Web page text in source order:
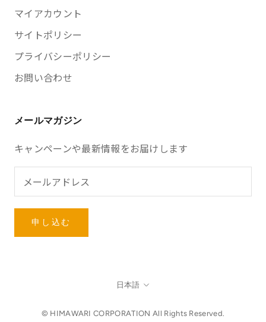
マイアカウント
サイトポリシー
プライバシーポリシー
お問い合わせ
メールマガジン
キャンペーンや最新情報をお届けします
申し込む
言
日本語
© HIMAWARI CORPORATION All Rights Reserved.